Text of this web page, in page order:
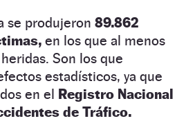
se produjeron 89.862
en los que al menos
Son los que
estadísticos, ya que
en el Registro Nacional
de Tráfico.